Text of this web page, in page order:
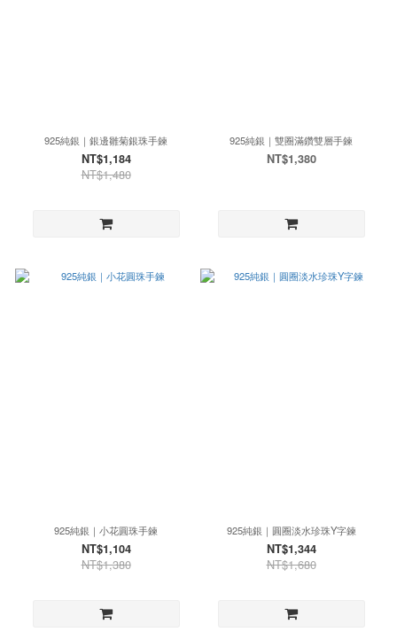
925純銀｜銀邊雛菊銀珠手鍊
NT$1,184
NT$1,480
925純銀｜雙圈滿鑽雙層手鍊
NT$1,380
925純銀｜小花圓珠手鍊
NT$1,104
NT$1,380
925純銀｜圓圈淡水珍珠Y字鍊
NT$1,344
NT$1,680